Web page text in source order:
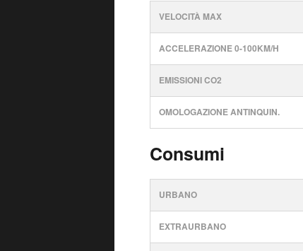
VELOCITÀ MAX
ACCELERAZIONE 0-100KM/H
EMISSIONI CO2
OMOLOGAZIONE ANTINQUIN.
Consumi
URBANO
EXTRAURBANO